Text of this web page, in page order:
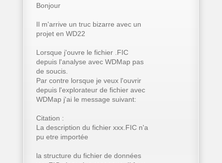
Bonjour
Il m'arrive un truc bizarre avec un
projet en WD22
Lorsque j'ouvre le fichier .FIC
depuis l'analyse avec WDMap pas
de soucis.
Par contre lorsque je veux l'ouvrir
depuis l'explorateur de fichier avec
WDMap j'ai le message suivant:
Citation :
La description du fichier xxx.FIC n'a
pu etre importée
la structure du fichier de données